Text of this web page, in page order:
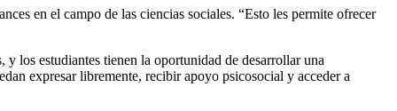
en el campo de las ciencias sociales. “Esto les permite ofrecer
los estudiantes tienen la oportunidad de desarrollar una
expresar libremente, recibir apoyo psicosocial y acceder a